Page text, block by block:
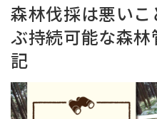
森林伐採は悪い
ぶ持続可能な森
記